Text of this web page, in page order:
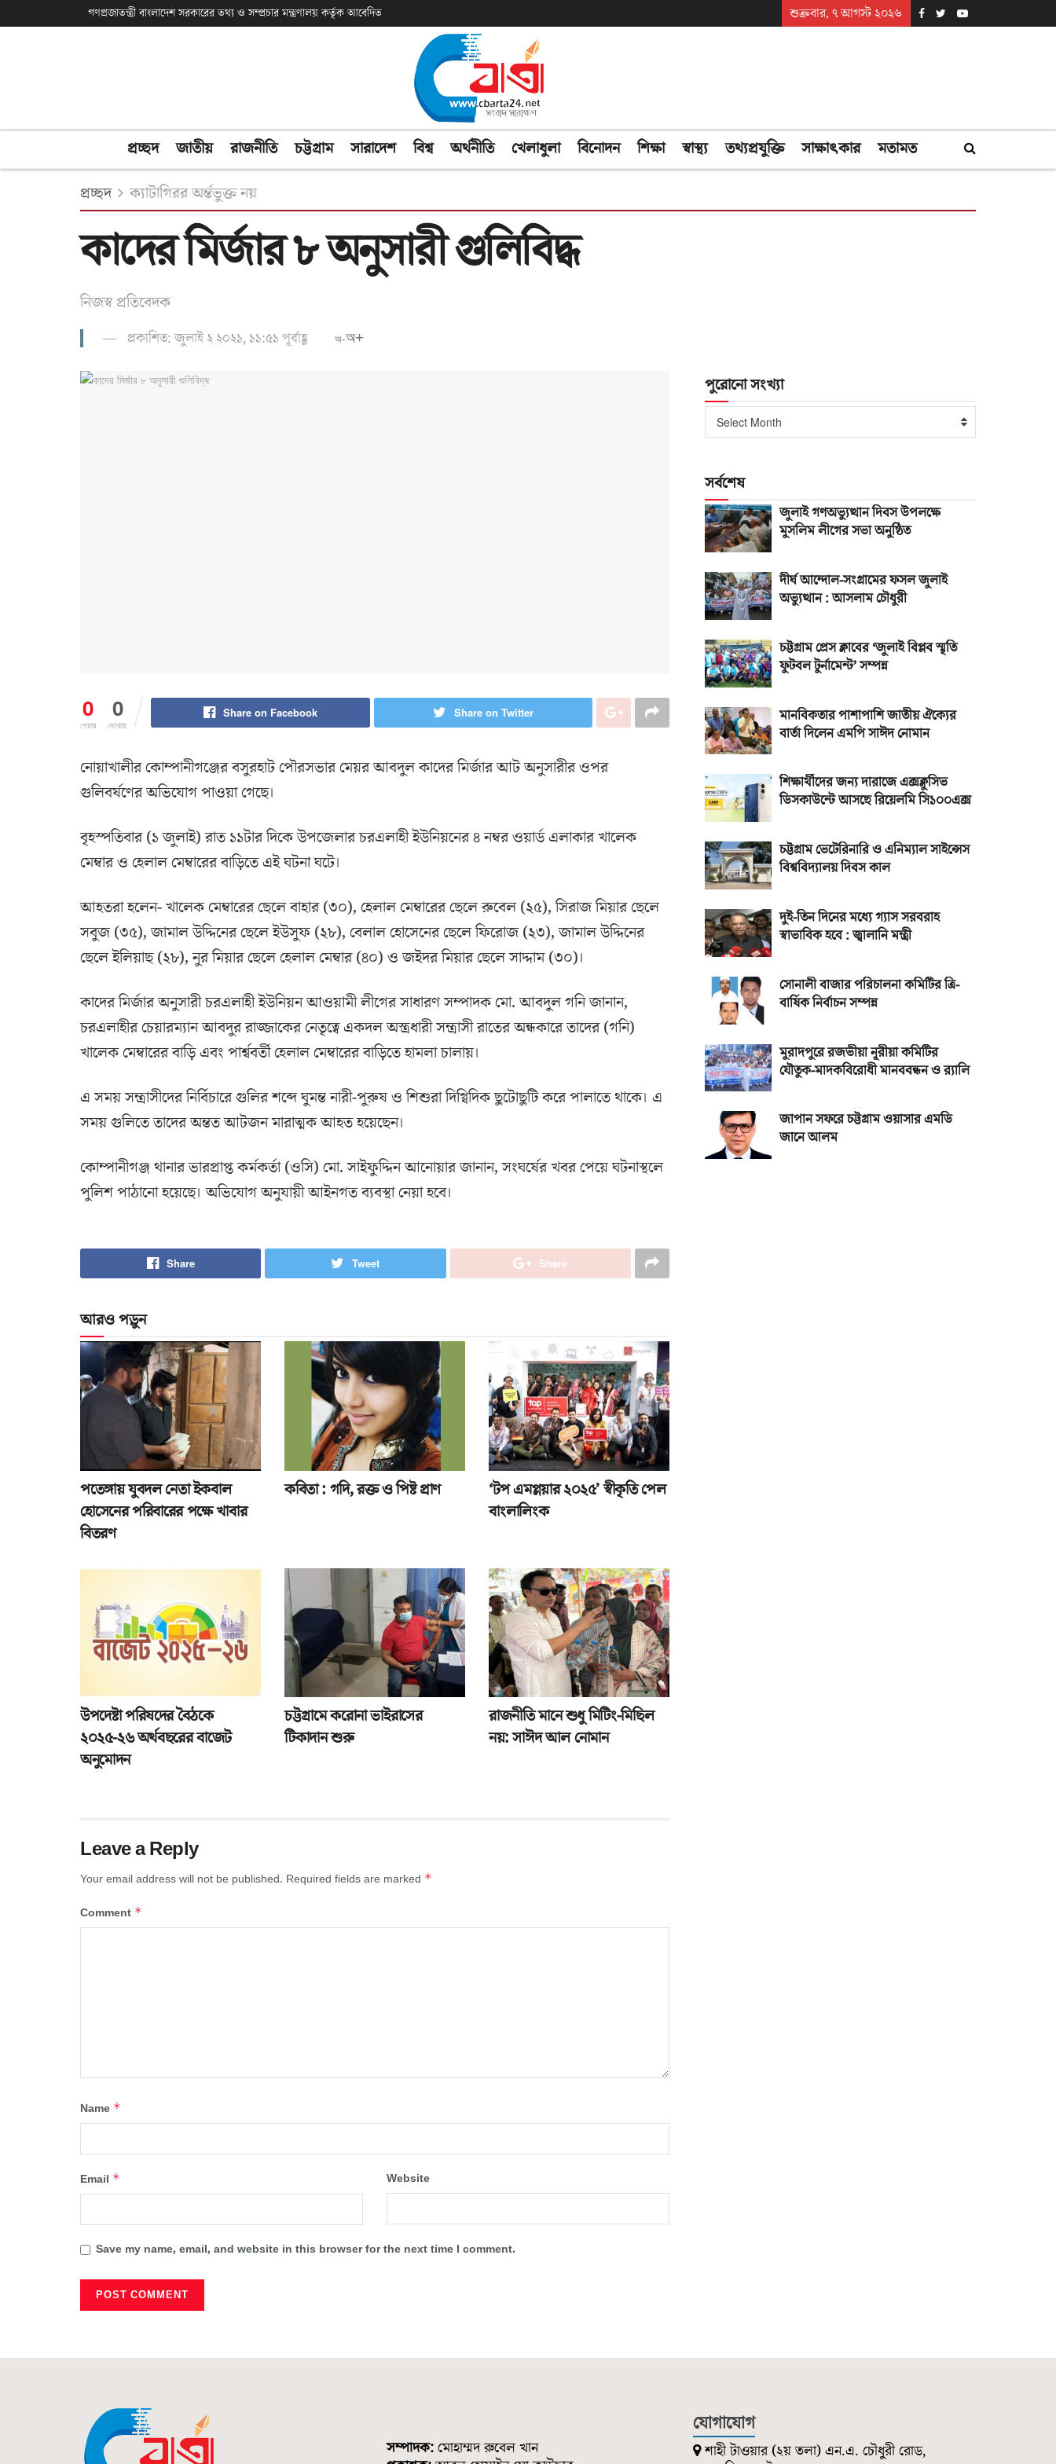
গণপ্রজাতন্ত্রী বাংলাদেশ সরকারের তথ্য ও সম্প্রচার মন্ত্রণালয় কর্তৃক আবেদিত শুক্রবার, ৭ আগস্ট ২০২৬
প্রচ্ছদ জাতীয় রাজনীতি চট্টগ্রাম সারাদেশ বিশ্ব অর্থনীতি খেলাধুলা বিনোদন শিক্ষা স্বাস্থ্য তথ্যপ্রযুক্তি সাক্ষাৎকার মতামত
প্রচ্ছদ ক্যাটাগিরর অর্ন্তভুক্ত নয়
কাদের মির্জার ৮ অনুসারী গুলিবিদ্ধ
নিজস্ব প্রতিবেদক
প্রকাশিত: জুলাই ২ ২০২১, ১১:৫১ পূর্বাহ্ণ অ-অ+
0
শেয়ার
0
দেখেছে
Share on Facebook Share on Twitter
নোয়াখালীর কোম্পানীগঞ্জের বসুরহাট পৌরসভার মেয়র আবদুল কাদের মির্জার আট অনুসারীর ওপর
গুলিবর্ষণের অভিযোগ পাওয়া গেছে।
বৃহস্পতিবার (১ জুলাই) রাত ১১টার দিকে উপজেলার চরএলাহী ইউনিয়নের ৪ নম্বর ওয়ার্ড এলাকার খালেক
মেম্বার ও হেলাল মেম্বারের বাড়িতে এই ঘটনা ঘটে।
আহতরা হলেন- খালেক মেম্বারের ছেলে বাহার (৩০), হেলাল মেম্বারের ছেলে রুবেল (২৫), সিরাজ মিয়ার ছেলে
সবুজ (৩৫), জামাল উদ্দিনের ছেলে ইউসুফ (২৮), বেলাল হোসেনের ছেলে ফিরোজ (২৩), জামাল উদ্দিনের
ছেলে ইলিয়াছ (২৮), নুর মিয়ার ছেলে হেলাল মেম্বার (৪০) ও জইদর মিয়ার ছেলে সাদ্দাম (৩০)।
কাদের মির্জার অনুসারী চরএলাহী ইউনিয়ন আওয়ামী লীগের সাধারণ সম্পাদক মো. আবদুল গনি জানান,
চরএলাহীর চেয়ারম্যান আবদুর রাজ্জাকের নেতৃত্বে একদল অস্ত্রধারী সন্ত্রাসী রাতের অন্ধকারে তাদের (গনি)
খালেক মেম্বারের বাড়ি এবং পার্শ্ববর্তী হেলাল মেম্বারের বাড়িতে হামলা চালায়।
এ সময় সন্ত্রাসীদের নির্বিচারে গুলির শব্দে ঘুমন্ত নারী-পুরুষ ও শিশুরা দিগ্বিদিক ছুটোছুটি করে পালাতে থাকে। এ
সময় গুলিতে তাদের অন্তত আটজন মারাত্মক আহত হয়েছেন।
কোম্পানীগঞ্জ থানার ভারপ্রাপ্ত কর্মকর্তা (ওসি) মো. সাইফুদ্দিন আনোয়ার জানান, সংঘর্ষের খবর পেয়ে ঘটনাস্থলে
পুলিশ পাঠানো হয়েছে। অভিযোগ অনুযায়ী আইনগত ব্যবস্থা নেয়া হবে।
Share Tweet Share
আরও পড়ুন
পতেঙ্গায় যুবদল নেতা ইকবাল
হোসেনের পরিবারের পক্ষে খাবার
বিতরণ
কবিতা : গদি, রক্ত ও পিষ্ট প্রাণ
‘টপ এমপ্লয়ার ২০২৫’ স্বীকৃতি পেল
বাংলালিংক
উপদেষ্টা পরিষদের বৈঠকে
২০২৫-২৬ অর্থবছরের বাজেট
অনুমোদন
চট্টগ্রামে করোনা ভাইরাসের
টিকাদান শুরু
রাজনীতি মানে শুধু মিটিং-মিছিল
নয়: সাঈদ আল নোমান
Leave a Reply
Your email address will not be published. Required fields are marked *
Comment *
Name *
Email * Website
Save my name, email, and website in this browser for the next time I comment.
পুরোনো সংখ্যা
পুরোনো
সংখ্যা
Select Month
সর্বশেষ
জুলাই গণঅভ্যুত্থান দিবস উপলক্ষে
মুসলিম লীগের সভা অনুষ্ঠিত
দীর্ঘ আন্দোল-সংগ্রামের ফসল জুলাই
অভ্যুত্থান : আসলাম চৌধুরী
চট্টগ্রাম প্রেস ক্লাবের ‘জুলাই বিপ্লব স্মৃতি
ফুটবল টুর্নামেন্ট’ সম্পন্ন
মানবিকতার পাশাপাশি জাতীয় ঐক্যের
বার্তা দিলেন এমপি সাঈদ নোমান
শিক্ষার্থীদের জন্য দারাজে এক্সক্লুসিভ
ডিসকাউন্টে আসছে রিয়েলমি সি১০০এক্স
চট্টগ্রাম ভেটেরিনারি ও এনিম্যাল সাইন্সেস
বিশ্ববিদ্যালয় দিবস কাল
দুই-তিন দিনের মধ্যে গ্যাস সরবরাহ
স্বাভাবিক হবে : জ্বালানি মন্ত্রী
সোনালী বাজার পরিচালনা কমিটির ত্রি-
বার্ষিক নির্বাচন সম্পন্ন
মুরাদপুরে রজভীয়া নূরীয়া কমিটির
যৌতুক-মাদকবিরোধী মানববন্ধন ও র‌্যালি
জাপান সফরে চট্টগ্রাম ওয়াসার এমডি
জানে আলম
সম্পাদক: মোহাম্মদ রুবেল খান
যোগাযোগ
শাহী টাওয়ার (২য় তলা) এন.এ. চৌধুরী রোড,